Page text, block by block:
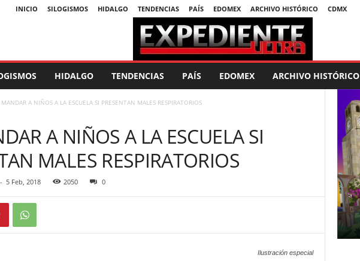
INICIO SILOGISMOS HIDALGO TENDENCIAS PAÍS EDOMEX ARCHIVO HISTÓRICO CDMX
HIDALGO TENDENCIAS PAÍS EDOMEX ARCHIVO HISTÓRICO
A NIÑOS A LA ESCUELA SI PRESENTAN MALES RESPIRATORIOS
A NIÑOS A LA ESCUELA SI
MALES RESPIRATORIOS
- 5 Feb, 2018 2050 0
Ilustración especial